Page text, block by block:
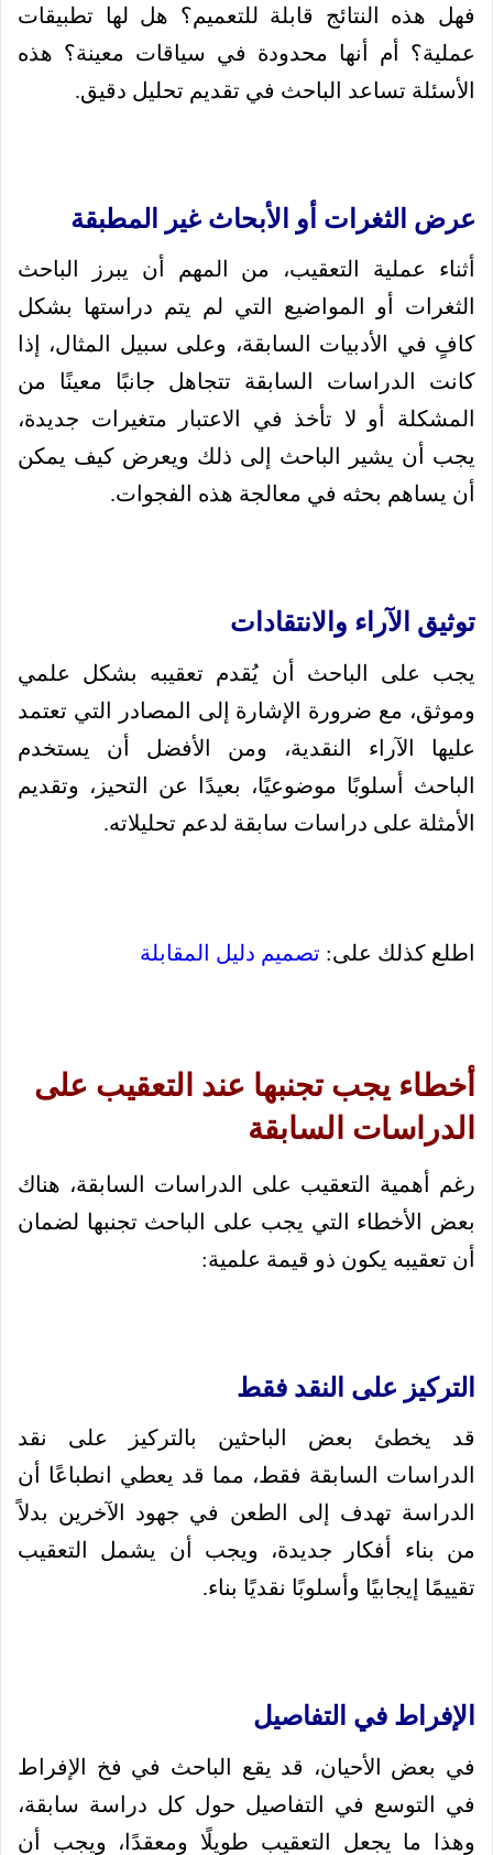
فهل هذه النتائج قابلة للتعميم؟ هل لها تطبيقات
عملية؟ أم أنها محدودة في سياقات معينة؟ هذه
الأسئلة تساعد الباحث في تقديم تحليل دقيق.
عرض الثغرات أو الأبحاث غير المطبقة
أثناء عملية التعقيب، من المهم أن يبرز الباحث
الثغرات أو المواضيع التي لم يتم دراستها بشكل
كافٍ في الأدبيات السابقة، وعلى سبيل المثال، إذا
كانت الدراسات السابقة تتجاهل جانبًا معينًا من
المشكلة أو لا تأخذ في الاعتبار متغيرات جديدة،
يجب أن يشير الباحث إلى ذلك ويعرض كيف يمكن
أن يساهم بحثه في معالجة هذه الفجوات.
توثيق الآراء والانتقادات
يجب على الباحث أن يُقدم تعقيبه بشكل علمي
وموثق، مع ضرورة الإشارة إلى المصادر التي تعتمد
عليها الآراء النقدية، ومن الأفضل أن يستخدم
الباحث أسلوبًا موضوعيًا، بعيدًا عن التحيز، وتقديم
الأمثلة على دراسات سابقة لدعم تحليلاته.
اطلع كذلك على: تصميم دليل المقابلة
أخطاء يجب تجنبها عند التعقيب على
الدراسات السابقة
رغم أهمية التعقيب على الدراسات السابقة، هناك
بعض الأخطاء التي يجب على الباحث تجنبها لضمان
أن تعقيبه يكون ذو قيمة علمية:
التركيز على النقد فقط
قد يخطئ بعض الباحثين بالتركيز على نقد
الدراسات السابقة فقط، مما قد يعطي انطباعًا أن
الدراسة تهدف إلى الطعن في جهود الآخرين بدلاً
من بناء أفكار جديدة، ويجب أن يشمل التعقيب
تقييمًا إيجابيًا وأسلوبًا نقديًا بناء.
الإفراط في التفاصيل
في بعض الأحيان، قد يقع الباحث في فخ الإفراط
في التوسع في التفاصيل حول كل دراسة سابقة،
وهذا ما يجعل التعقيب طويلًا ومعقدًا، ويجب أن